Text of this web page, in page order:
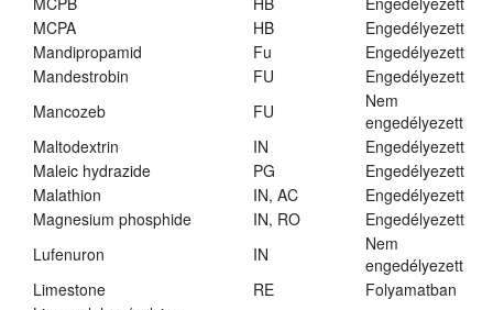
MCPA
HB
Engedélyezett
Mandipropamid
Fu
Engedélyezett
Mandestrobin
FU
Engedélyezett
Mancozeb
FU
Nem
engedélyezett
Maltodextrin
IN
Engedélyezett
Maleic hydrazide
PG
Engedélyezett
Malathion
IN, AC
Engedélyezett
Magnesium phosphide
IN, RO
Engedélyezett
Lufenuron
IN
Nem
engedélyezett
Limestone
RE
Folyamatban